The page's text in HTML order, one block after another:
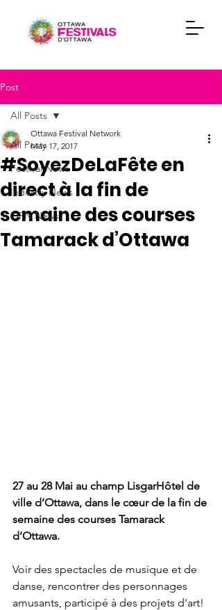
Post
All Posts
Festival News
Industry News
OFN News
All Posts
#SoyezDeLaFête en
direct à la fin de
semaine des courses
Tamarack d’Ottawa
Ottawa Festival Network
May 17, 2017
27 au 28 Mai au champ LisgarHôtel de
ville d’Ottawa, dans le cœur de la fin de
semaine des courses Tamarack
d’Ottawa.
Voir des spectacles de musique et de
danse, rencontrer des personnages
amusants, participé à des projets d'art!